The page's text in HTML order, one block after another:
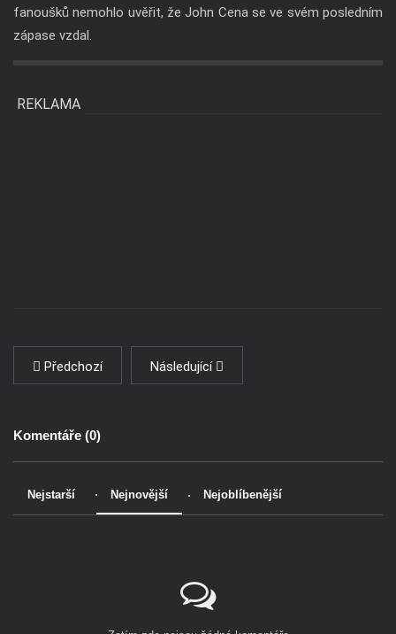
fanoušků nemohlo uvěřit, že John Cena se ve svém posledním
zápase vzdal.
REKLAMA
Předchozí Následující
Komentáře (0)
Nejstarší Nejnovější Nejoblíbenější